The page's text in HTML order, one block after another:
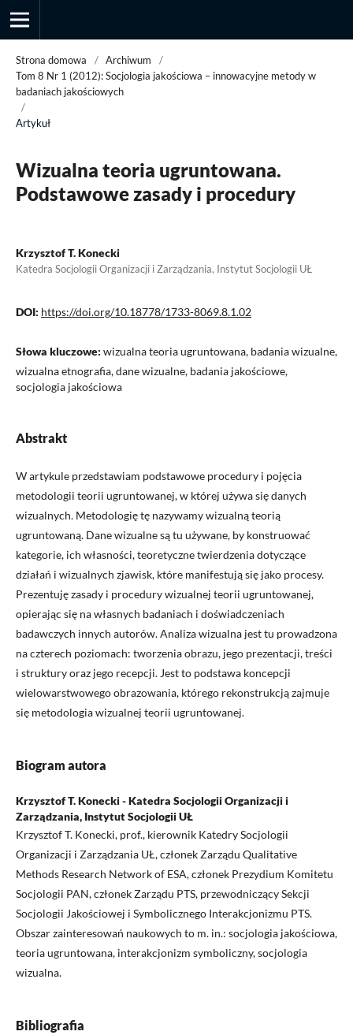
Strona domowa / Archiwum
/
Tom 8 Nr 1 (2012): Socjologia jakościowa – innowacyjne metody w
badaniach jakościowych
/
Artykuł
Wizualna teoria ugruntowana.
Podstawowe zasady i procedury
Krzysztof T. Konecki
Katedra Socjologii Organizacji i Zarządzania, Instytut Socjologii UŁ
DOI: https://doi.org/10.18778/1733-8069.8.1.02
Słowa kluczowe: wizualna teoria ugruntowana, badania wizualne,
wizualna etnografia, dane wizualne, badania jakościowe,
socjologia jakościowa
Abstrakt
W artykule przedstawiam podstawowe procedury i pojęcia
metodologii teorii ugruntowanej, w której używa się danych
wizualnych. Metodologię tę nazywamy wizualną teorią
ugruntowaną. Dane wizualne są tu używane, by konstruować
kategorie, ich własności, teoretyczne twierdzenia dotyczące
działań i wizualnych zjawisk, które manifestują się jako procesy.
Prezentuję zasady i procedury wizualnej teorii ugruntowanej,
opierając się na własnych badaniach i doświadczeniach
badawczych innych autorów. Analiza wizualna jest tu prowadzona
na czterech poziomach: tworzenia obrazu, jego prezentacji, treści
i struktury oraz jego recepcji. Jest to podstawa koncepcji
wielowarstwowego obrazowania, którego rekonstrukcją zajmuje
się metodologia wizualnej teorii ugruntowanej.
Biogram autora
Krzysztof T. Konecki - Katedra Socjologii Organizacji i
Zarządzania, Instytut Socjologii UŁ
Krzysztof T. Konecki, prof., kierownik Katedry Socjologii
Organizacji i Zarządzania UŁ, członek Zarządu Qualitative
Methods Research Network of ESA, członek Prezydium Komitetu
Socjologii PAN, członek Zarządu PTS, przewodniczący Sekcji
Socjologii Jakościowej i Symbolicznego Interakcjonizmu PTS.
Obszar zainteresowań naukowych to m. in.: socjologia jakościowa,
teoria ugruntowana, interakcjonizm symboliczny, socjologia
wizualna.
Bibliografia